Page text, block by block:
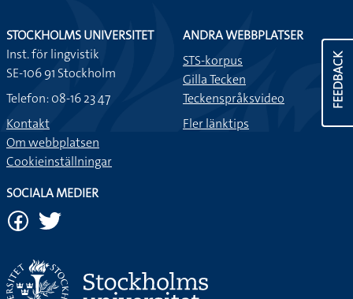
FEEDBACK
STOCKHOLMS UNIVERSITET
Inst. för lingvistik
SE-106 91 Stockholm
Telefon: 08-16 23 47
Kontakt
Om webbplatsen
Cookieinställningar
ANDRA WEBBPLATSER
STS-korpus
Gilla Tecken
Teckenspråksvideo
Fler länktips
SOCIALA MEDIER